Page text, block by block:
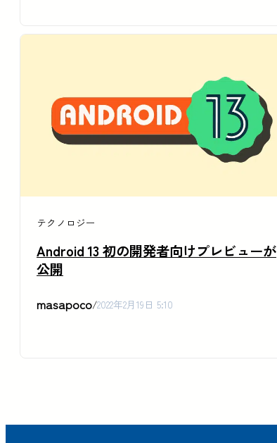
テクノロジー
Android 13 初の開発者向けプレビューが
公開
masapoco/2022年2月19日 5:10